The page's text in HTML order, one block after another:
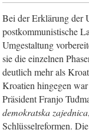
Bei der Erklärung der
postkommunistische
Umgestaltung
sie die einzelnen
deutlich mehr als
Kroatien hingegen
Präsident Franjo
demokratska zajednica
Schlüsselreformen.